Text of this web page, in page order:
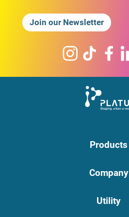
Join our Newsletter
Products
Company
Utility